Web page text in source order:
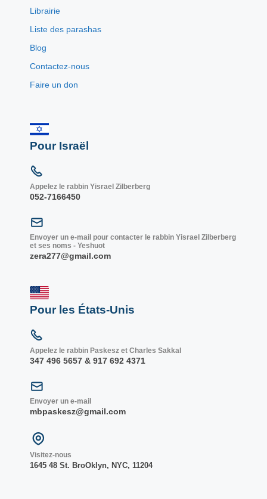
Librairie
Liste des parashas
Blog
Contactez-nous
Faire un don
Pour Israël
Appelez le rabbin Yisrael Zilberberg
052-7166450
Envoyer un e-mail pour contacter le rabbin Yisrael Zilberberg
et ses noms - Yeshuot
zera277@gmail.com
Pour les États-Unis
Appelez le rabbin Paskesz et Charles Sakkal
347 496 5657 & 917 692 4371
Envoyer un e-mail
mbpaskesz@gmail.com
Visitez-nous
1645 48 St. BroOklyn, NYC, 11204